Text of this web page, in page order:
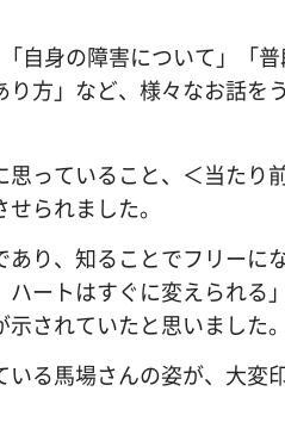
自身の障害について」「
方」など、様々なお話を
っていること、＜当たり
られました。
り、知ることでフリーに
ートはすぐに変えられる
されていたと思いました
る馬場さんの姿が、大変